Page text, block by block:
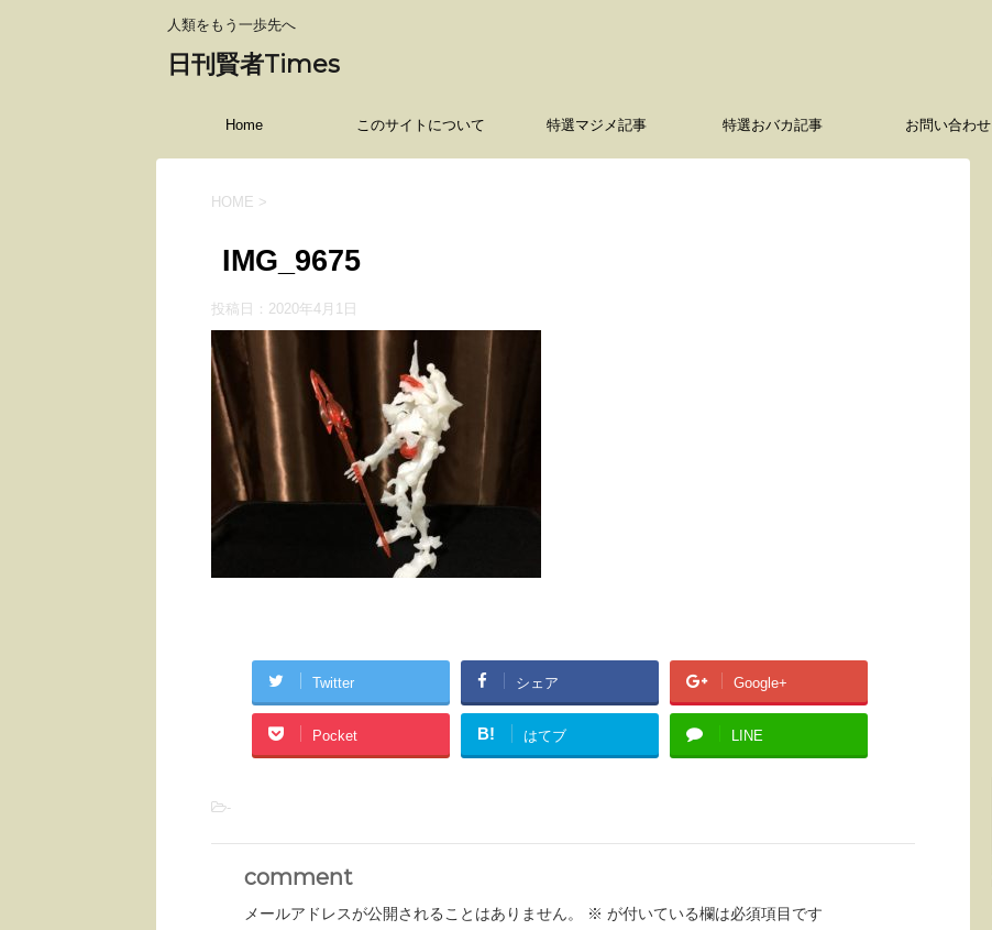
人類をもう一歩先へ
日刊賢者Times
Home このサイトについて 特選マジメ記事 特選おバカ記事 お問い合わせ
HOME >
IMG_9675
投稿日： 2020年4月1日
Twitter シェア Google+
Pocket B! はてブ LINE
-
comment
メールアドレスが公開されることはありません。 ※ が付いている欄は必須項目です